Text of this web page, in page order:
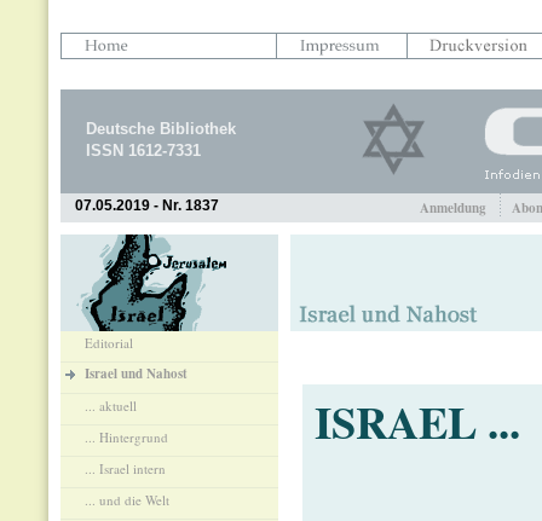
Deutsche Bibliothek
ISSN 1612-7331
07.05.2019 - Nr. 1837 Anmeldung
Editorial
Israel und Nahost
... aktuell
... Hintergrund
... Israel intern
... und die Welt
ISRAEL ...